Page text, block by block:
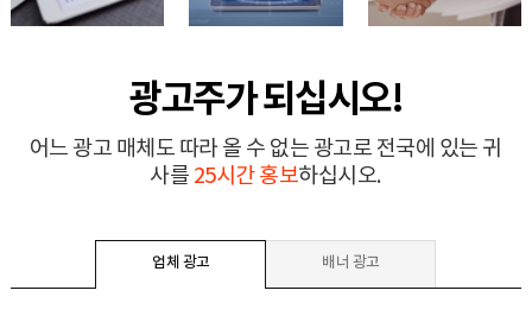
광고주가 되십시오!
어느 광고 매체도 따라 올 수 없는 광고로 전국에 있는 귀
사를 25시간 홍보하십시오.
업체 광고 배너 광고